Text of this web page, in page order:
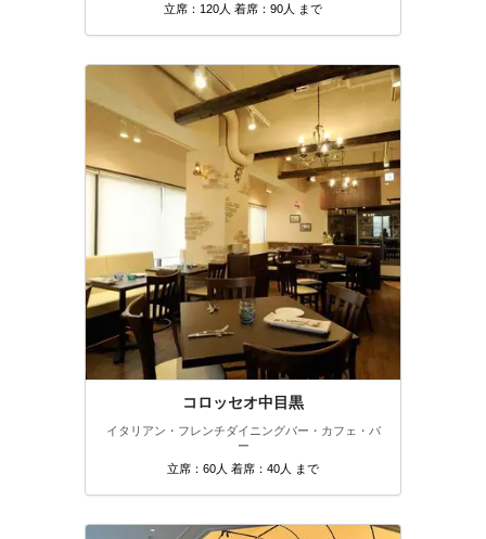
立席：120人 着席：90人 まで
コロッセオ中目黒
イタリアン・フレンチダイニングバー・カフェ・バ
ー
立席：60人 着席：40人 まで